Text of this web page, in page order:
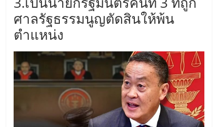
น้อย
คืน
ทุน
ไว,
ศาลรัฐธรรมนูญตัดสินให้พ้น
ตำแหน่ง